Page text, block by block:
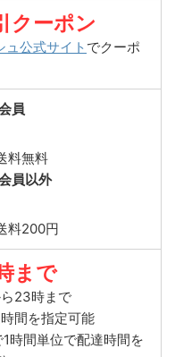
クーポン
ュ公式サイト でクーポ
員
料無料
員以外
料200円
まで
23時まで
間を指定可能
時間単位で配達時間を